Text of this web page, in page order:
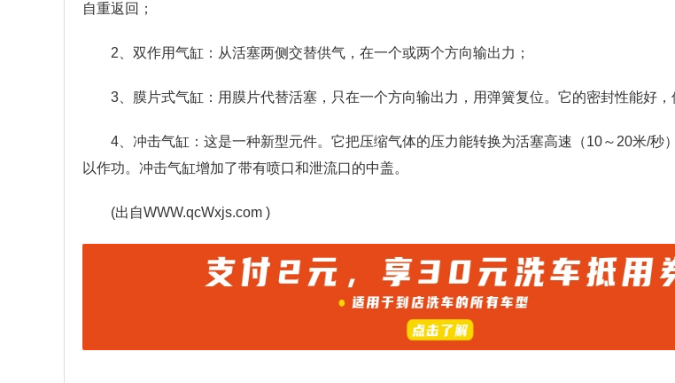
自重返回；
2、双作用气缸：从活塞两侧交替供气，在一个或两个方向输出力；
3、膜片式气缸：用膜片代替活塞，只在一个方向输出力，用弹簧复位。它的密封性能好，
4、冲击气缸：这是一种新型元件。它把压缩气体的压力能转换为活塞高速（10～20米/秒
以作功。冲击气缸增加了带有喷口和泄流口的中盖。
(出自WWW.qсWxjs.com )